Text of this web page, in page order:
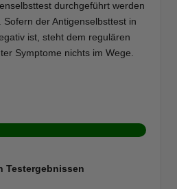
durchgeführt werden
der Antigenselbsttest in
ist, steht dem regulären
Symptome nichts im Wege.
Testergebnissen